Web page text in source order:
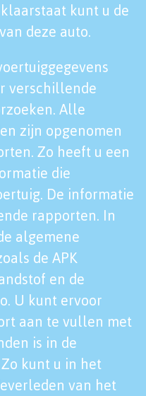
kunt u de
deze auto.
verschillende
Alle
zijn opgenomen
Zo heeft u een
die
De informatie
rapporten. In
algemene
de APK
en de
U kunt ervoor
aan te vullen met
is in de
kunt u in het
van het